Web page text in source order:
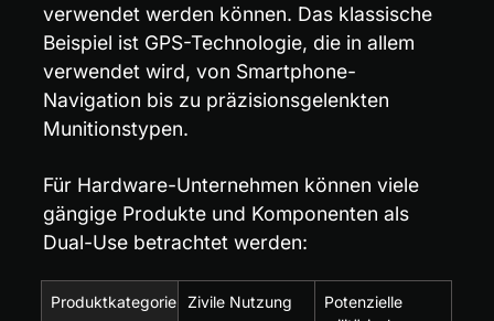
verwendet werden können. Das klassische
Beispiel ist GPS-Technologie, die in allem
verwendet wird, von Smartphone-
Navigation bis zu präzisionsgelenkten
Munitionstypen.
Für Hardware-Unternehmen können viele
gängige Produkte und Komponenten als
Dual-Use betrachtet werden:
Produktkategorie Zivile Nutzung
Potenzielle